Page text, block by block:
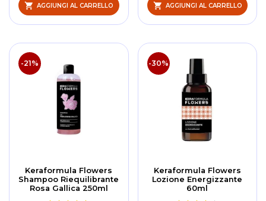
AGGIUNGI AL CARRELLO AGGIUNGI AL CARRELLO
-21%
Keraformula Flowers
Shampoo Riequilibrante
Rosa Gallica 250ml
-30%
Keraformula Flowers
Lozione Energizzante
60ml